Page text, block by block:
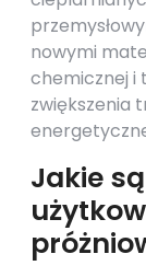
nowymi
chemicznej i
zwiększenia
Jakie